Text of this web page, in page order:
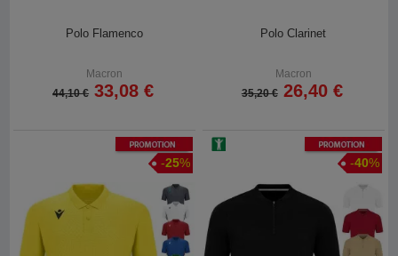
Polo Flamenco
Macron
44,10 € 33,08 €
Polo Clarinet
Macron
35,20 € 26,40 €
Promotion
-25%
Promotion
-40%